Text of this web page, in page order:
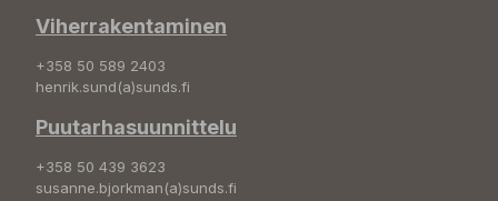
Viherrakentaminen
+358 50 589 2403
henrik.sund(a)sunds.fi
Puutarhasuunnittelu
+358 50 439 3623
susanne.bjorkman(a)sunds.fi